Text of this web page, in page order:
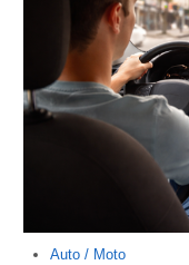
Auto / Moto